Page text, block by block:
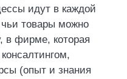
идут в каждой
чьи товары можно
в фирме, которая
(опыт и знания